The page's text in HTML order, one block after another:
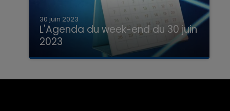
30 juin 2023
L'Agenda du week-end du 30 juin
2023
Que faire ce week-end dans les hauts-